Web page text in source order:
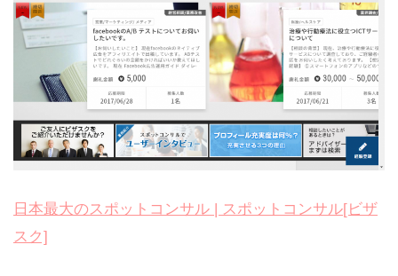
日本最大のスポットコンサル | スポットコンサル[ビザ
スク]